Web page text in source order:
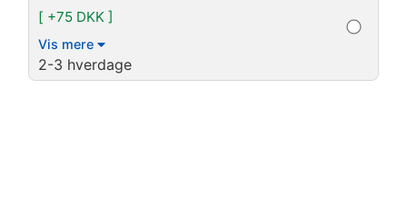
[ +75 DKK ]
Vis mere
2-3 hverdage